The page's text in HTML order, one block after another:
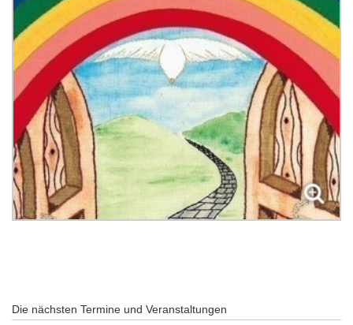
Die nächsten Termine und Veranstaltungen